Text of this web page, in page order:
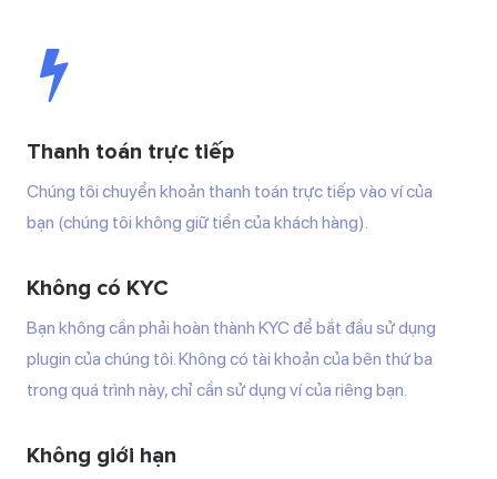
Thanh toán trực tiếp
Chúng tôi chuyển khoản thanh toán trực tiếp vào ví của
bạn (chúng tôi không giữ tiền của khách hàng).
Không có KYC
Bạn không cần phải hoàn thành KYC để bắt đầu sử dụng
plugin của chúng tôi. Không có tài khoản của bên thứ ba
trong quá trình này, chỉ cần sử dụng ví của riêng bạn.
Không giới hạn